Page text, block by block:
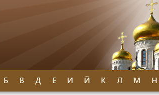
Б В Д Е И Й К Л М Н